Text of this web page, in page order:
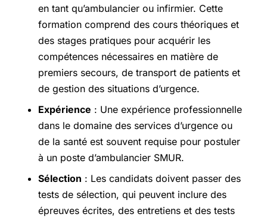
en tant qu’ambulancier ou infirmier. Cette
formation comprend des cours théoriques et
des stages pratiques pour acquérir les
compétences nécessaires en matière de
premiers secours, de transport de patients et
de gestion des situations d’urgence.
Expérience : Une expérience professionnelle
dans le domaine des services d’urgence ou
de la santé est souvent requise pour postuler
à un poste d’ambulancier SMUR.
Sélection : Les candidats doivent passer des
tests de sélection, qui peuvent inclure des
épreuves écrites, des entretiens et des tests